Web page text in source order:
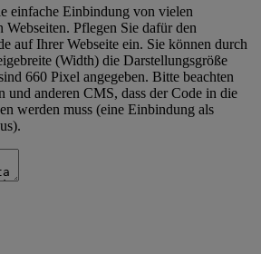
einfache Einbindung von vielen
Pflegen Sie dafür den
auf Ihrer Webseite ein. Sie können durch
(Width) die Darstellungsgröße
660 Pixel angegeben. Bitte beachten
und anderen CMS, dass der Code in die
werden muss (eine Einbindung als